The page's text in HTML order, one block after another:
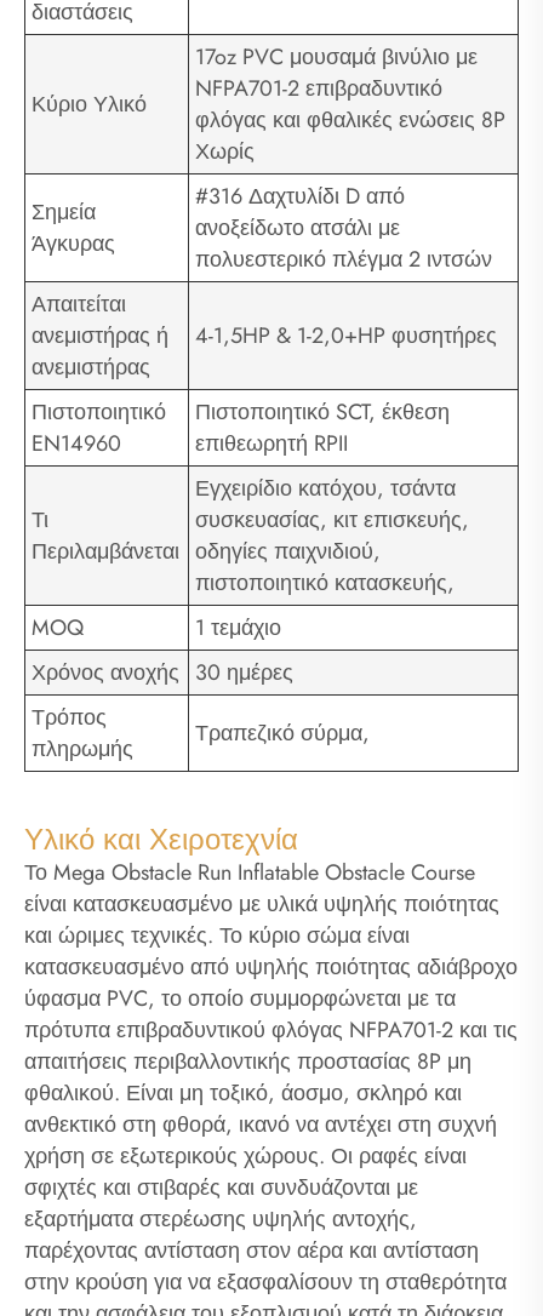
διαστάσεις
Κύριο Υλικό
17oz PVC μουσαμά βινύλιο με
NFPA701-2 επιβραδυντικό
φλόγας και φθαλικές ενώσεις 8P
Χωρίς
Σημεία
Άγκυρας
#316 Δαχτυλίδι D από
ανοξείδωτο ατσάλι με
πολυεστερικό πλέγμα 2 ιντσών
Απαιτείται
ανεμιστήρας ή
ανεμιστήρας
4-1,5HP & 1-2,0+HP φυσητήρες
Πιστοποιητικό
EN14960
Πιστοποιητικό SCT, έκθεση
επιθεωρητή RPII
Τι
Περιλαμβάνεται
Εγχειρίδιο κατόχου, τσάντα
συσκευασίας, κιτ επισκευής,
οδηγίες παιχνιδιού,
πιστοποιητικό κατασκευής,
MOQ
1 τεμάχιο
Χρόνος ανοχής 30 ημέρες
Τρόπος
πληρωμής
Τραπεζικό σύρμα,
Υλικό και Χειροτεχνία
Το Mega Obstacle Run Inflatable Obstacle Course
είναι κατασκευασμένο με υλικά υψηλής ποιότητας
και ώριμες τεχνικές. Το κύριο σώμα είναι
κατασκευασμένο από υψηλής ποιότητας αδιάβροχο
ύφασμα PVC, το οποίο συμμορφώνεται με τα
πρότυπα επιβραδυντικού φλόγας NFPA701-2 και τις
απαιτήσεις περιβαλλοντικής προστασίας 8P μη
φθαλικού. Είναι μη τοξικό, άοσμο, σκληρό και
ανθεκτικό στη φθορά, ικανό να αντέχει στη συχνή
χρήση σε εξωτερικούς χώρους. Οι ραφές είναι
σφιχτές και στιβαρές και συνδυάζονται με
εξαρτήματα στερέωσης υψηλής αντοχής,
παρέχοντας αντίσταση στον αέρα και αντίσταση
στην κρούση για να εξασφαλίσουν τη σταθερότητα